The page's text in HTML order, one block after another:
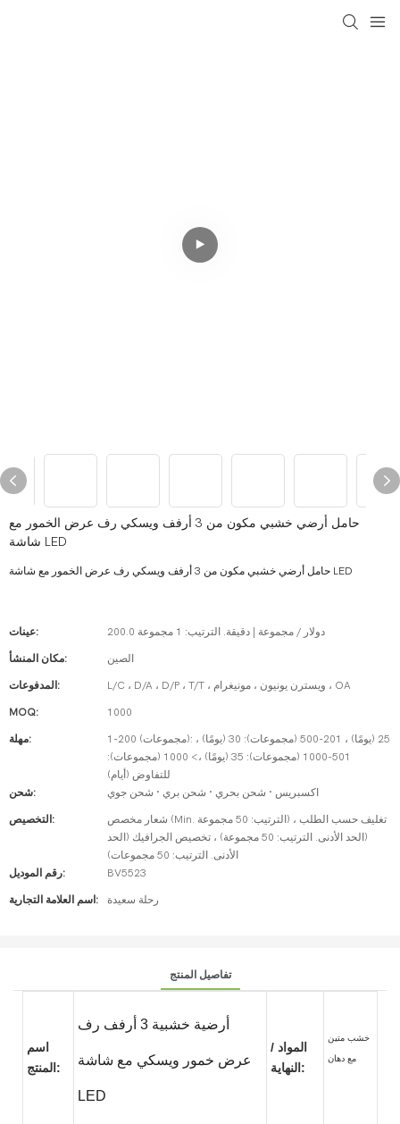
حامل أرضي خشبي مكون من 3 أرفف ويسكي رف عرض الخمور مع
شاشة LED
حامل أرضي خشبي مكون من 3 أرفف ويسكي رف عرض الخمور مع شاشة LED
عينات: 200.0 دولار / مجموعة | دقيقة. الترتيب: 1 مجموعة
مكان المنشأ: الصين
المدفوعات: L/C ، D/A ، D/P ، T/T ، ويسترن يونيون ، مونيغرام ، OA
MOQ: 1000
مهلة:
1-200 (مجموعات): 25 (يومًا) ، 201-500 (مجموعات): 30 (يومًا) ،
501-1000 (مجموعات): 35 (يومًا) ،> 1000 (مجموعات):
للتفاوض (أيام)
شحن:
اكسبريس · شحن بحري · شحن بري · شحن جوي
التخصيص:
شعار مخصص (Min. الترتيب: 50 مجموعة) ، تغليف حسب الطلب
(الحد الأدنى. الترتيب: 50 مجموعة) ، تخصيص الجرافيك (الحد
الأدنى. الترتيب: 50 مجموعات)
رقم الموديل:
BV5523
اسم العلامة التجارية: رحلة سعيدة
تفاصيل المنتج
اسم
المنتج:
أرضية خشبية 3 أرفف رف
عرض خمور ويسكي مع شاشة
LED
المواد /
النهاية:
خشب متين